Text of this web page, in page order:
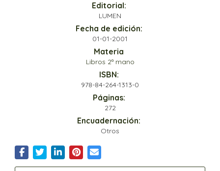
Editorial:
LUMEN
Fecha de edición:
01-01-2001
Materia
Libros 2ª mano
ISBN:
978-84-264-1313-0
Páginas:
272
Encuadernación:
Otros